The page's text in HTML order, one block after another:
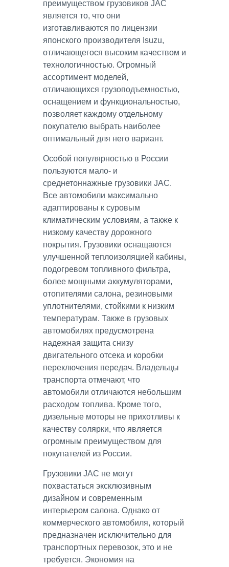
преимуществом грузовиков JAC
является то, что они
изготавливаются по лицензии
японского производителя Isuzu,
отличающегося высоким качеством и
технологичностью. Огромный
ассортимент моделей,
отличающихся грузоподъемностью,
оснащением и функциональностью,
позволяет каждому отдельному
покупателю выбрать наиболее
оптимальный для него вариант.
Особой популярностью в России
пользуются мало- и
среднетоннажные грузовики JAC.
Все автомобили максимально
адаптированы к суровым
климатическим условиям, а также к
низкому качеству дорожного
покрытия. Грузовики оснащаются
улучшенной теплоизоляцией кабины,
подогревом топливного фильтра,
более мощными аккумуляторами,
отопителями салона, резиновыми
уплотнителями, стойкими к низким
температурам. Также в грузовых
автомобилях предусмотрена
надежная защита снизу
двигательного отсека и коробки
переключения передач. Владельцы
транспорта отмечают, что
автомобили отличаются небольшим
расходом топлива. Кроме того,
дизельные моторы не прихотливы к
качеству солярки, что является
огромным преимуществом для
покупателей из России.
Грузовики JAC не могут
похвастаться эксклюзивным
дизайном и современным
интерьером салона. Однако от
коммерческого автомобиля, который
предназначен исключительно для
транспортных перевозок, это и не
требуется. Экономия на